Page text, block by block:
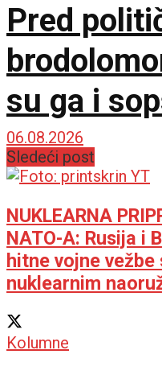
Pred
su ga i
saborci
06.08.2026
Sledeći post
NUKLEARNA
NATO-A: Rusija i
hitne vojne
nuklearnim
Kolumne